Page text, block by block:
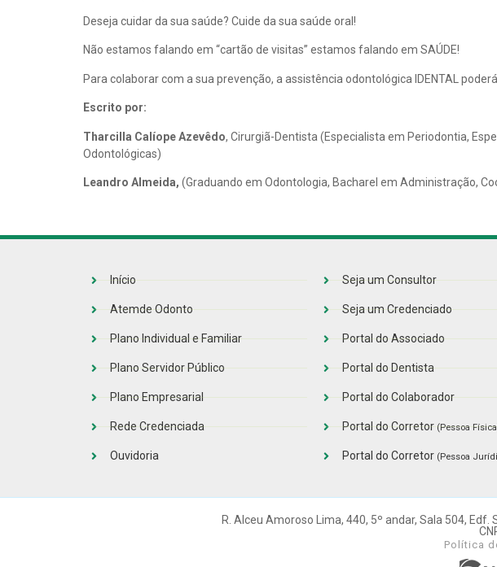
Deseja cuidar da sua saúde? Cuide da sua saúde oral!
Não estamos falando em “cartão de visitas” estamos falando em SAÚDE!
Para colaborar com a sua prevenção, a assistência odontológica IDENTAL
Escrito por:
Tharcilla Calíope Azevêdo, Cirurgiã-Dentista (Especialista em Periodontia,
Odontológicas)
Leandro Almeida, (Graduando em Odontologia, Bacharel em Administração,
Início
Atemde Odonto
Plano Individual e Familiar
Plano Servidor Público
Plano Empresarial
Rede Credenciada
Ouvidoria
Seja um Consultor
Seja um Credenciado
Portal do Associado
Portal do Dentista
Portal do Colaborador
Portal do Corretor(Pessoa
Portal do Corretor (Pessoa
R. Alceu Amoroso Lima, 440, 5º andar, Sala 504,
Política